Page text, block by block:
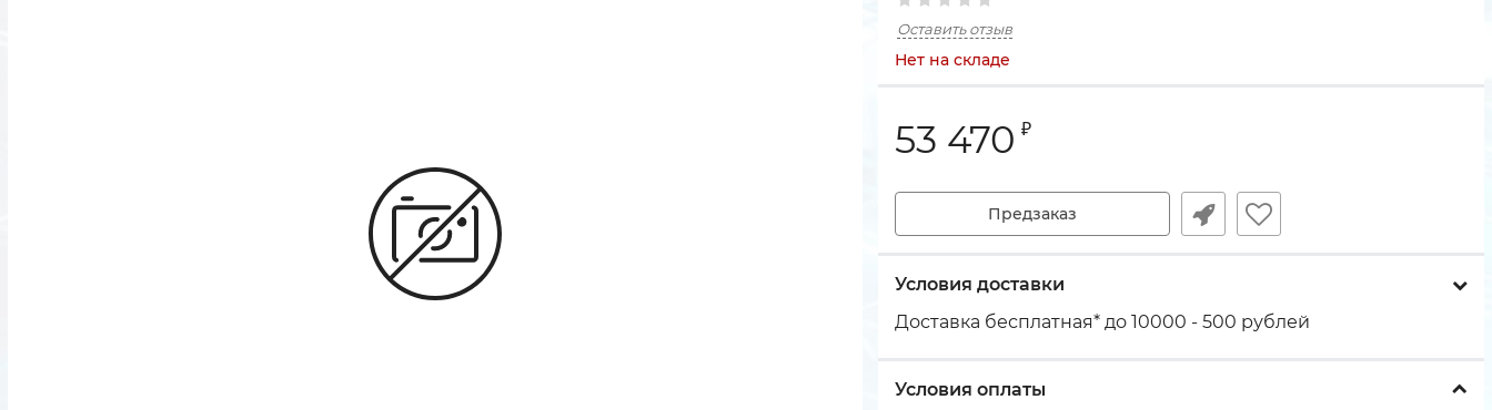
Оставить отзыв
Нет на складе
53 470 ₽
Предзаказ
Условия доставки
Доставка бесплатная* до 10000 - 500 рублей
Условия оплаты